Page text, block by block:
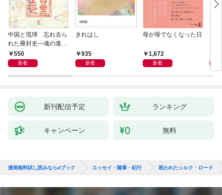
中国と琉球 忘れ去ら
れた冊封史―魂の進化
―550
新着
きれはし
935
新着
母が母でなくなった日
1,672
新着
老
新刊配信予定 ランキング
キャンペーン 無料
漫画無料試し読みならdブック エッセイ・随筆・紀行 呪われたシルク・ロード